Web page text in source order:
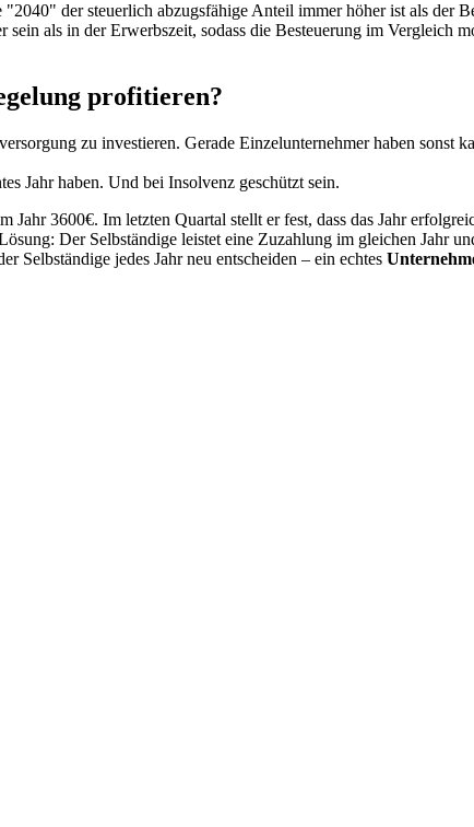
der steuerlich abzugsfähige Anteil immer höher ist als der
als in der Erwerbszeit, sodass die Besteuerung im Vergleich
profitieren?
zu investieren. Gerade Einzelunternehmer haben sonst
Jahr haben. Und bei Insolvenz geschützt sein.
3600€. Im letzten Quartal stellt er fest, dass das Jahr
Der Selbständige leistet eine Zuzahlung im gleichen Jahr
Selbständige jedes Jahr neu entscheiden – ein echtes